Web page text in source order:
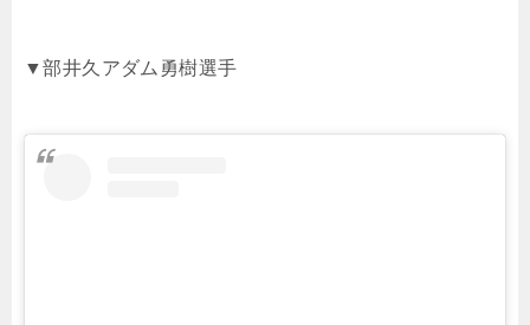
▼部井久アダム勇樹選手